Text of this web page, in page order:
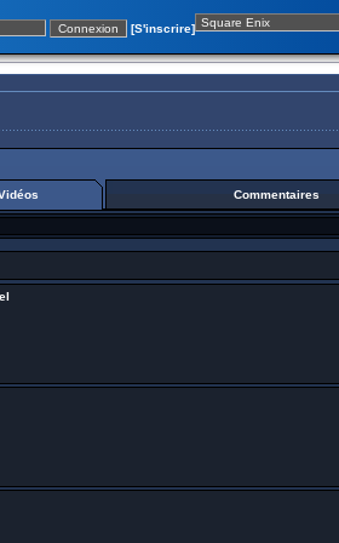
[S'inscrire]
Commentaires